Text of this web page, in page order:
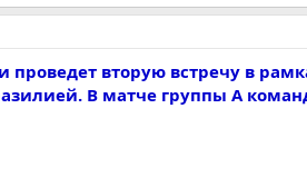
проведет вторую встречу в
В матче группы А